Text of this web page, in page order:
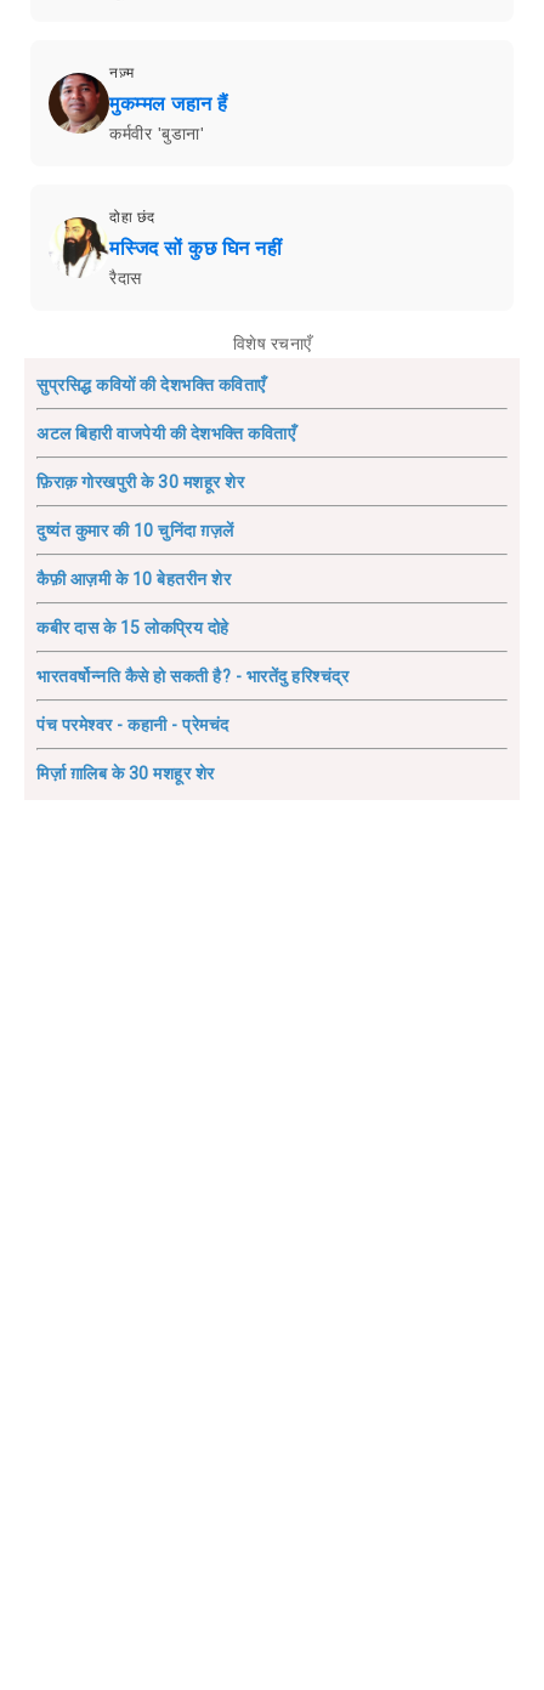
नज़्म
मुकम्मल जहान हैं
कर्मवीर 'बुडाना'
दोहा छंद
मस्जिद सों कुछ घिन नहीं
रैदास
विशेष रचनाएँ
सुप्रसिद्ध कवियों की देशभक्ति कविताएँ
अटल बिहारी वाजपेयी की देशभक्ति कविताएँ
फ़िराक़ गोरखपुरी के 30 मशहूर शेर
दुष्यंत कुमार की 10 चुनिंदा ग़ज़लें
कैफ़ी आज़मी के 10 बेहतरीन शेर
कबीर दास के 15 लोकप्रिय दोहे
भारतवर्षोन्नति कैसे हो सकती है? - भारतेंदु हरिश्चंद्र
पंच परमेश्वर - कहानी - प्रेमचंद
मिर्ज़ा ग़ालिब के 30 मशहूर शेर